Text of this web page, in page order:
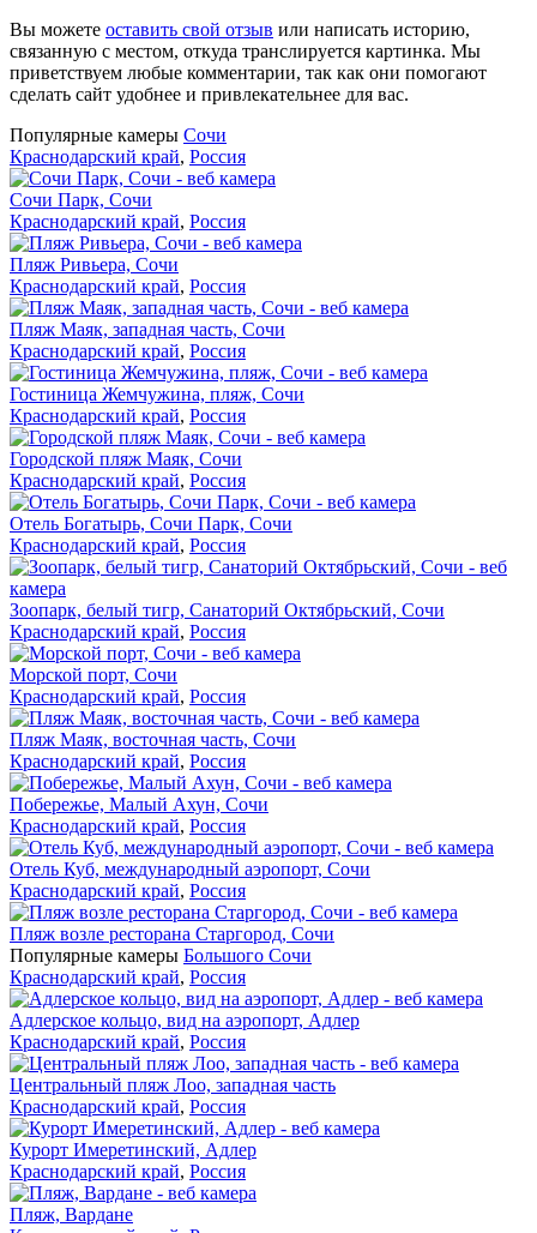
Вы можете оставить свой отзыв или написать историю,
связанную с местом, откуда транслируется картинка. Мы
приветствуем любые комментарии, так как они помогают
сделать сайт удобнее и привлекательнее для вас.
Популярные камеры Сочи
Краснодарский край, Россия
Сочи Парк, Сочи
Краснодарский край, Россия
Пляж Ривьера, Сочи
Краснодарский край, Россия
Пляж Маяк, западная часть, Сочи
Краснодарский край, Россия
Гостиница Жемчужина, пляж, Сочи
Краснодарский край, Россия
Городской пляж Маяк, Сочи
Краснодарский край, Россия
Отель Богатырь, Сочи Парк, Сочи
Краснодарский край, Россия
Зоопарк, белый тигр, Санаторий Октябрьский, Сочи
Краснодарский край, Россия
Морской порт, Сочи
Краснодарский край, Россия
Пляж Маяк, восточная часть, Сочи
Краснодарский край, Россия
Побережье, Малый Ахун, Сочи
Краснодарский край, Россия
Отель Куб, международный аэропорт, Сочи
Краснодарский край, Россия
Пляж возле ресторана Старгород, Сочи
Популярные камеры Большого Сочи
Краснодарский край, Россия
Адлерское кольцо, вид на аэропорт, Адлер
Краснодарский край, Россия
Центральный пляж Лоо, западная часть
Краснодарский край, Россия
Курорт Имеретинский, Адлер
Краснодарский край, Россия
Пляж, Вардане